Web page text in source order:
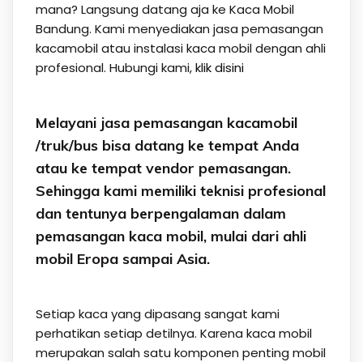
mana? Langsung datang aja ke Kaca Mobil
Bandung. Kami menyediakan jasa pemasangan
kacamobil atau instalasi kaca mobil dengan ahli
profesional. Hubungi kami,klik disini
Melayani jasa pemasangan kacamobil
/truk/bus bisa datang ke tempat Anda
atau ke tempat vendor pemasangan.
Sehingga kami memiliki teknisi profesional
dan tentunya berpengalaman dalam
pemasangan kaca mobil, mulai dari ahli
mobil Eropa sampai Asia.
Setiap kaca yang dipasang sangat kami
perhatikan setiap detilnya. Karena kaca mobil
merupakan salah satu komponen penting mobil